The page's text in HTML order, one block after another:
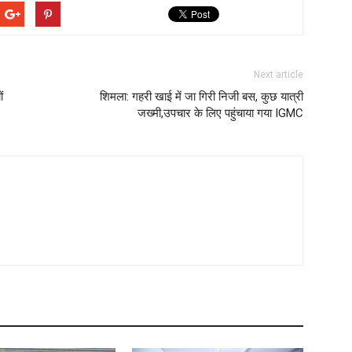
Next article
शिमला: गहरी खाई में जा गिरी निजी बस, कुछ यात्री
जख्मी,उपचार के लिए पहुंचाया गया IGMC